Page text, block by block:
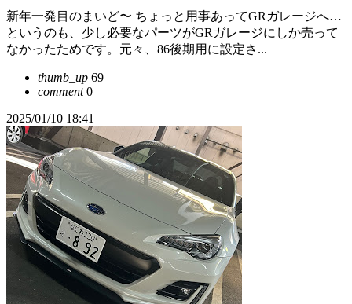
新年一発目のまいど〜 ちょっと用事あってGRガレージへ…
というのも、少し必要なパーツがGRガレージにしか売って
なかったためです。元々、86後期用に設定さ...
thumb_up 69
comment0
2025/01/10 18:41